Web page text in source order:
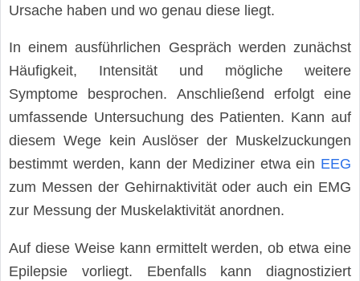
Ursache haben und wo genau diese liegt.
In einem ausführlichen Gespräch werden zunächst
Häufigkeit, Intensität und mögliche weitere
Symptome besprochen. Anschließend erfolgt eine
umfassende Untersuchung des Patienten. Kann auf
diesem Wege kein Auslöser der Muskelzuckungen
bestimmt werden, kann der Mediziner etwa ein EEG
zum Messen der Gehirnaktivität oder auch ein EMG
zur Messung der Muskelaktivität anordnen.
Auf diese Weise kann ermittelt werden, ob etwa eine
Epilepsie vorliegt. Ebenfalls kann diagnostiziert